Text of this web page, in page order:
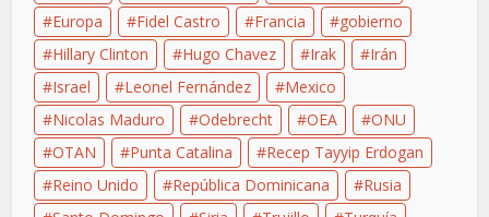
Europa
Fidel Castro Francia
gobierno
Hillary Clinton
Hugo Chavez Irak
Irán
Israel
Leonel Fernández
Mexico
Nicolas Maduro
Odebrecht OEA
ONU
OTAN
Punta Catalina
Recep Tayyip Erdogan
Reino Unido
República Dominicana
Rusia